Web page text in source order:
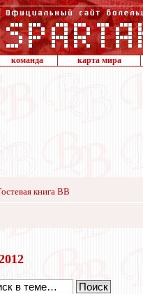
команда карта мира
книга ВВ